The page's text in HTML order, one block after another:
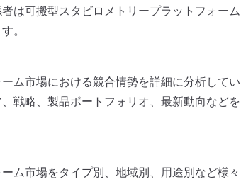
は可搬型スタビロメトリープラットフォーム
。
ム市場における競合情勢を詳細に分析してい
戦略、製品ポートフォリオ、最新動向などを
ム市場をタイプ別、地域別、用途別など様々